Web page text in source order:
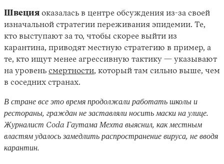
Швеция оказалась в центре обсуждения из-за своей
изначальной стратегии переживания эпидемии. Те,
кто выступают за то, чтобы скорее выйти из
карантина, приводят местную стратегию в пример, а
те, кто ищут менее агрессивную тактику — указывают
на уровень смертности, который там сильно выше, чем
в соседних странах.
В стране все это время продолжали работать школы и
рестораны, граждан не заставляли носить маски на улице.
Журналист Coda Гаутама Мехта выяснил, как местным
властям удалось замедлить распространение вируса, не вводя
карантин.